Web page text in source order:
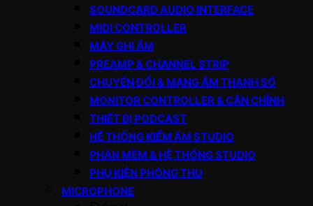
SOUNDCARD AUDIO INTERFACE
MIDI CONTROLLER
MÁY GHI ÂM
PREAMP & CHANNEL STRIP
CHUYỂN ĐỔI & MẠNG ÂM THANH SỐ
MONITOR CONTROLLER & CÂN CHỈNH
THIẾT BỊ PODCAST
HỆ THỐNG KIỂM ÂM STUDIO
PHẦN MỀM & HỆ THỐNG STUDIO
PHỤ KIỆN PHÒNG THU
MICROPHONE